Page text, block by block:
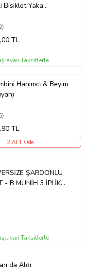
Bisiklet Yaka
(Beyaz)
,00 TL
Taksitlerle
Hanımcı & Beyim
,90 TL
2 Al 1 Öde
ŞARDONLU
- B MUNİH 3 İPLİK
(Kırmızı)
Taksitlerle
da Aldı